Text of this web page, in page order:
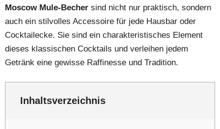
Moscow Mule-Becher sind nicht nur praktisch, sondern
auch ein stilvolles Accessoire für jede Hausbar oder
Cocktailecke. Sie sind ein charakteristisches Element
dieses klassischen Cocktails und verleihen jedem
Getränk eine gewisse Raffinesse und Tradition.
Inhaltsverzeichnis